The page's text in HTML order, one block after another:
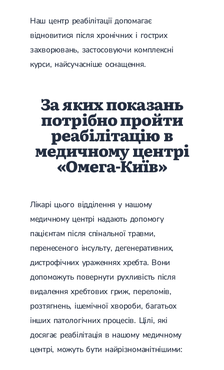
Наш центр реабілітації допомагає
відновитися після хронічних і гострих
захворювань, застосовуючи комплексні
курси, найсучасніше оснащення.
За яких показань
потрібно пройти
реабілітацію в
медичному центрі
«Омега-Київ»
Лікарі цього відділення у нашому
медичному центрі надають допомогу
пацієнтам після спінальної травми,
перенесеного інсульту, дегенеративних,
дистрофічних ураженнях хребта. Вони
допоможуть повернути рухливість після
видалення хребтових гриж, переломів,
розтягнень, ішемічної хвороби, багатьох
інших патологічних процесів. Цілі, які
досягає реабілітація в нашому медичному
центрі, можуть бути найрізноманітнішими: